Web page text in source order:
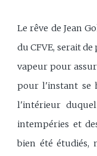
Le rêve de Jean
du CFVE, serait
vapeur pour
pour l'instant se
l'intérieur
intempéries et
bien été étudiés,